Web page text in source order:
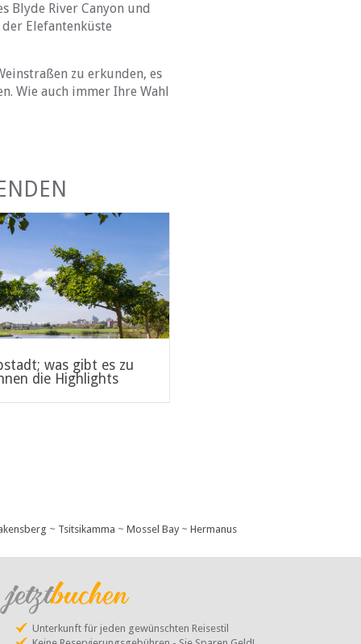
Blyde River Canyon und
Elefantenküste
zu erkunden, es
Wie auch immer Ihre Wahl
was gibt es zu
die Highlights
~ Tsitsikamma ~ Mossel Bay~ Hermanus
Unterkunft für jeden gewünschten Reisestil